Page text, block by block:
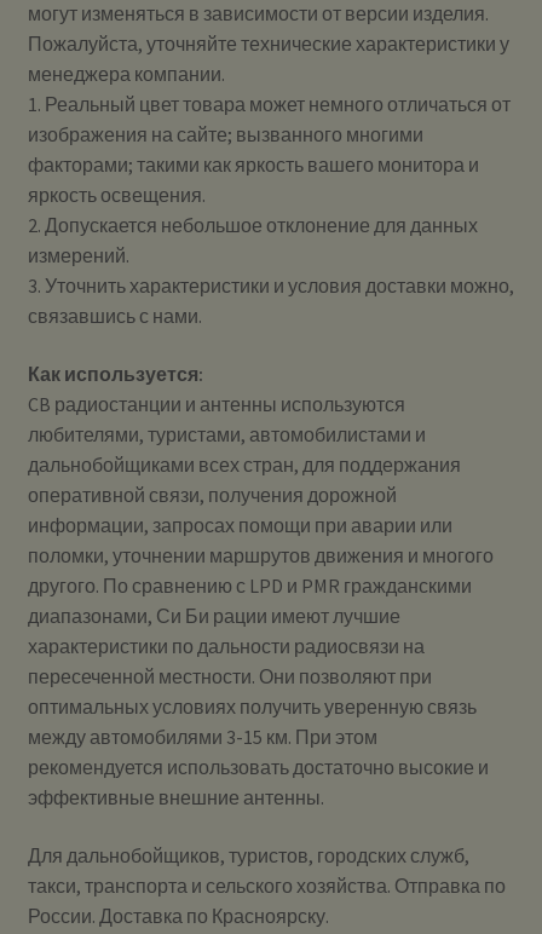
могут изменяться в зависимости от версии изделия.
Пожалуйста, уточняйте технические характеристики у
менеджера компании.
1. Реальный цвет товара может немного отличаться от
изображения на сайте; вызванного многими
факторами; такими как яркость вашего монитора и
яркость освещения.
2. Допускается небольшое отклонение для данных
измерений.
3. Уточнить характеристики и условия доставки можно,
связавшись с нами.
Как используется:
CB радиостанции и антенны используются
любителями, туристами, автомобилистами и
дальнобойщиками всех стран, для поддержания
оперативной связи, получения дорожной
информации, запросах помощи при аварии или
поломки, уточнении маршрутов движения и многого
другого. По сравнению с LPD и PMR гражданскими
диапазонами, Си Би рации имеют лучшие
характеристики по дальности радиосвязи на
пересеченной местности. Они позволяют при
оптимальных условиях получить уверенную связь
между автомобилями 3-15 км. При этом
рекомендуется использовать достаточно высокие и
эффективные внешние антенны.
Для дальнобойщиков, туристов, городских служб,
такси, транспорта и сельского хозяйства. Отправка по
России. Доставка по Красноярску.